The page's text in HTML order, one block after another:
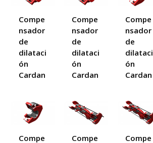
Compe
nsador
de
dilataci
ón
Cardan
Compe
nsador
de
dilataci
ón
Cardan
Compe
nsador
de
dilataci
ón
Cardan
Compe
Compe
Compe